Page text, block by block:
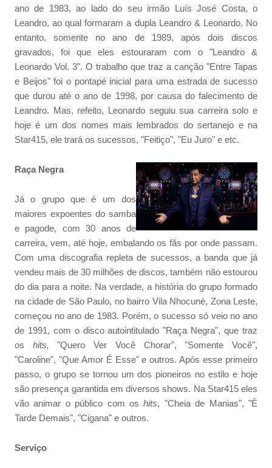
ano de 1983, ao lado do seu irmão Luís José Costa, o
Leandro, ao qual formaram a dupla Leandro & Leonardo. No
entanto, somente no ano de 1989, após dois discos
gravados, foi que eles estouraram com o "Leandro &
Leonardo Vol. 3". O trabalho que traz a canção "Entre Tapas
e Beijos" foi o pontapé inicial para uma estrada de sucesso
que durou até o ano de 1998, por causa do falecimento de
Leandro. Mas, refeito, Leonardo seguiu sua carreira solo e
hoje é um dos nomes mais lembrados do sertanejo e na
Star415, ele trará os sucessos, "Feitiço", "Eu Juro" e etc.
Raça Negra
Já o grupo que é um dos
maiores expoentes do samba
e pagode, com 30 anos de
carreira, vem, até hoje, embalando os fãs por onde passam.
Com uma discografia repleta de sucessos, a banda que já
vendeu mais de 30 milhões de discos, também não estourou
do dia para a noite. Na verdade, a história do grupo formado
na cidade de São Paulo, no bairro Vila Nhocuné, Zona Leste,
começou no ano de 1983. Porém, o sucesso só veio no ano
de 1991, com o disco autointitulado "Raça Negra", que traz
os hits, "Quero Ver Você Chorar", "Somente Você",
"Caroline", "Que Amor É Esse" e outros. Após esse primeiro
passo, o grupo se tornou um dos pioneiros no estilo e hoje
são presença garantida em diversos shows. Na Star415 eles
vão animar o público com oshits, "Cheia de Manias", "É
Tarde Demais", "Cigana" e outros.
Serviço